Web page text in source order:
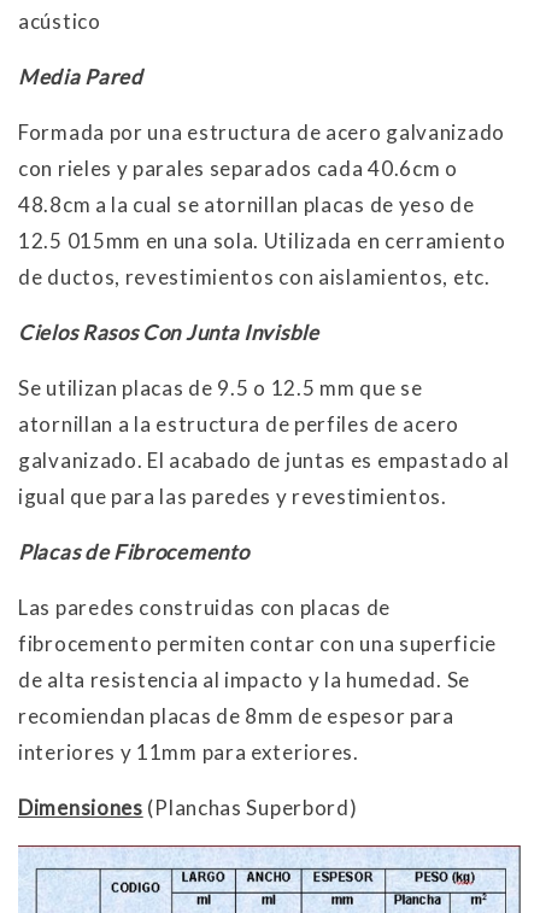
acústico
Media Pared
Formada por una estructura de acero galvanizado
con rieles y parales separados cada 40.6cm o
48.8cm a la cual se atornillan placas de yeso de
12.5 015mm en una sola. Utilizada en cerramiento
de ductos, revestimientos con aislamientos, etc.
Cielos Rasos Con Junta Invisble
Se utilizan placas de 9.5 o 12.5 mm que se
atornillan a la estructura de perfiles de acero
galvanizado. El acabado de juntas es empastado al
igual que para las paredes y revestimientos.
Placas de Fibrocemento
Las paredes construidas con placas de
fibrocemento permiten contar con una superficie
de alta resistencia al impacto y la humedad. Se
recomiendan placas de 8mm de espesor para
interiores y 11mm para exteriores.
Dimensiones (Planchas Superbord)